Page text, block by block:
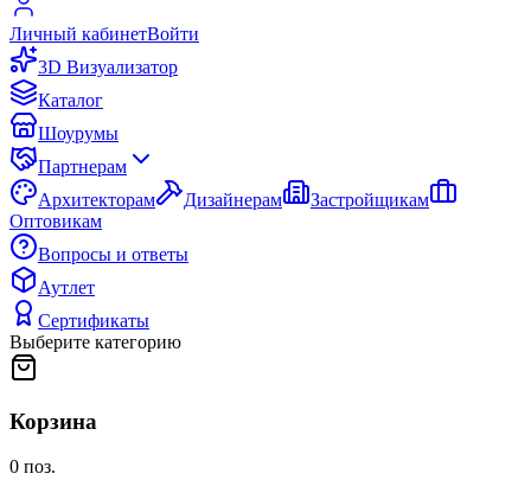
Личный кабинетВойти
3D Визуализатор
Каталог
Шоурумы
Партнерам
Архитекторам
Дизайнерам
Застройщикам
Оптовикам
Вопросы и ответы
Аутлет
Сертификаты
Выберите категорию
Корзина
0 поз.